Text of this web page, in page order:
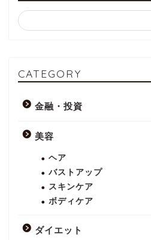
CATEGORY
金融・投資
美容
ヘア
バストアップ
スキンケア
ボディケア
ダイエット